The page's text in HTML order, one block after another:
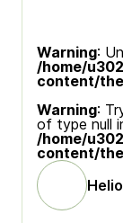
Warning:
/home/
content/
Warning:
of type null
/home/
content/